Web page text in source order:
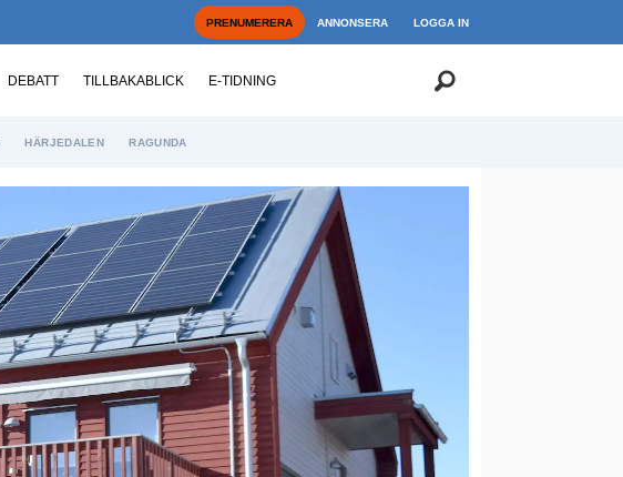
PRENUMERERA ANNONSERA LOGGA IN
DEBATT TILLBAKABLICK E-TIDNING
HÄRJEDALEN RAGUNDA